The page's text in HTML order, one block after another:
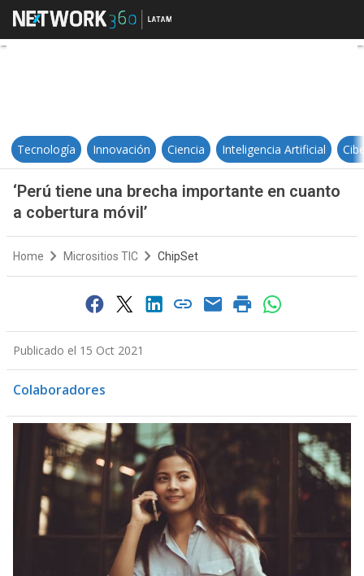
‘Perú tiene una brecha
Tecnología Innovación Ciencia Inteligencia Artificial
‘Perú tiene una brecha importante en cuanto
a cobertura móvil’
Home Micrositios TIC ChipSet
Publicado el 15 Oct 2021
Colaboradores